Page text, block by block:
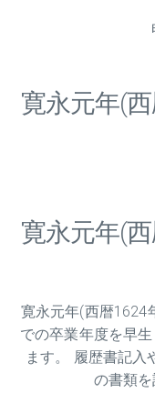
寛永元年(
寛永元年(
寛永元年(西暦1624
での卒業年度を早
ます。 履歴書記入
の書類を